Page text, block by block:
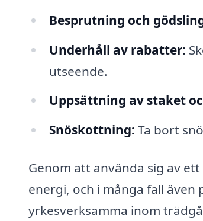
Besprutning och
Underhåll av rabatter:
utseende.
Uppsättning av staket
Snöskottning: Ta bort
Genom att använda sig av
energi, och i många fall även
yrkesverksamma inom